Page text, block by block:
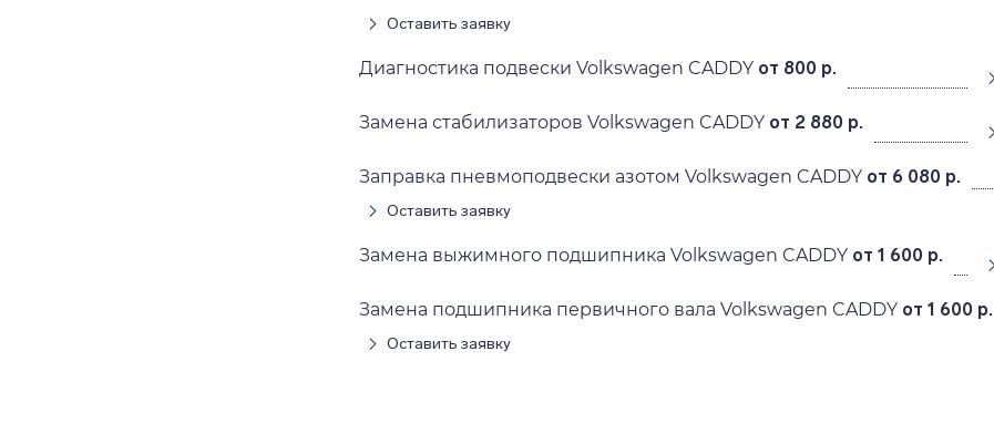
Оставить заявку
Диагностика подвески Volkswagen CADDY от 800 р.
Замена стабилизаторов Volkswagen CADDY от 2 880 р.
Заправка пневмоподвески азотом Volkswagen CADDY от 6 080 р.
Оставить заявку
Замена выжимного подшипника Volkswagen CADDY от 1 600 р.
Замена подшипника первичного вала Volkswagen CADDY от 1 600 р.
Оставить заявку